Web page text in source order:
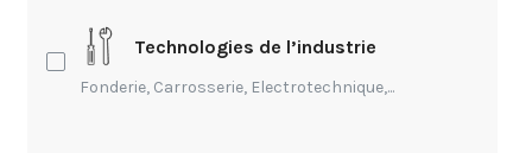
l’occasion du Heralbony Art Prize, entrent en
dialogue avec des vêtements, des objets du
Technologies de l’industrie
Fonderie, Carrosserie, Electrotechnique,...